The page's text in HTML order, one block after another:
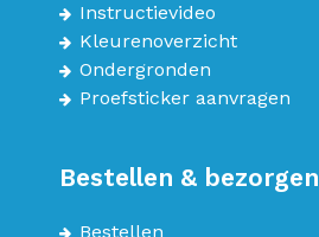
Instructievideo
Kleurenoverzicht
Ondergronden
Proefsticker aanvragen
Bestellen & bezorgen
Bestellen